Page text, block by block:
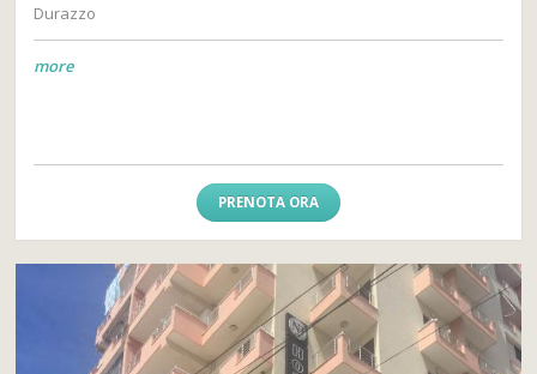
Durazzo
more
PRENOTA ORA